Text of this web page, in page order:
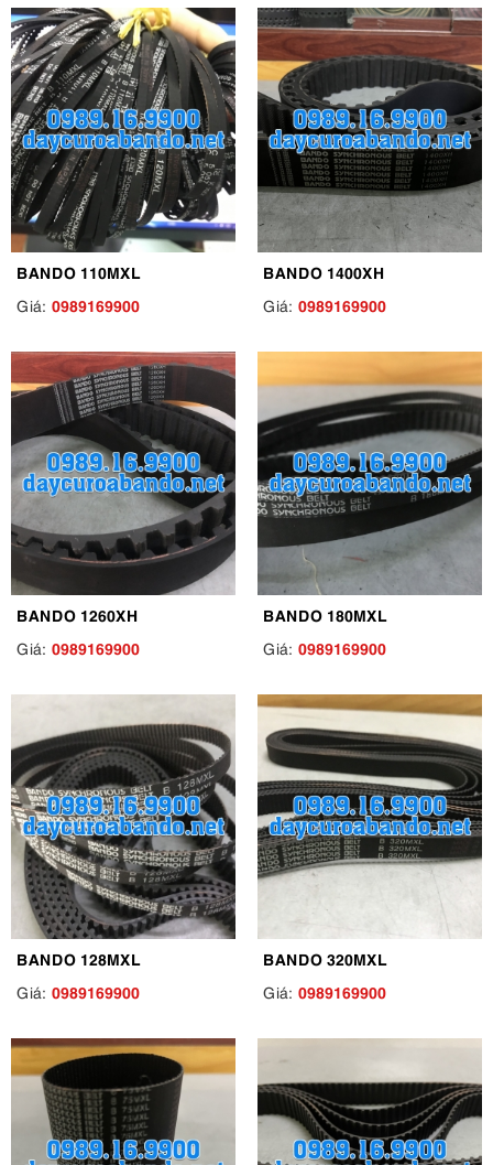
BANDO 110MXL
Giá: 0989169900
BANDO 1400XH
Giá: 0989169900
BANDO 1260XH
Giá: 0989169900
BANDO 180MXL
Giá: 0989169900
BANDO 128MXL
Giá: 0989169900
BANDO 320MXL
Giá: 0989169900